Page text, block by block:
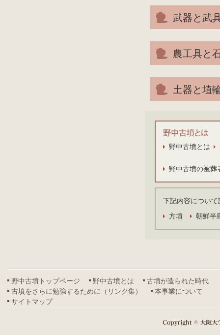
武器と武
農工具と
土器と埴
野中古墳とは
野中古墳の被葬
下記内容につい
方墳 朝鮮半
野中古墳トップページ 野中古墳とは
古墳が造られた時代
古墳をさらに勉強するために（リンク集）
本事業について
サイトマップ